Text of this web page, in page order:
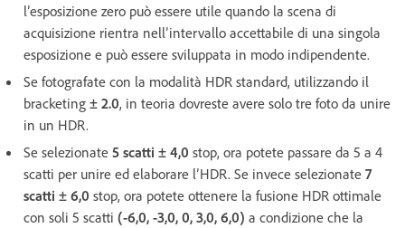
l’esposizione zero può essere utile quando la scena di
acquisizione rientra nell’intervallo accettabile di una singola
esposizione e può essere sviluppata in modo indipendente.
Se fotografate con la modalità HDR standard, utilizzando il
bracketing ± 2.0, in teoria dovreste avere solo tre foto da unire
in un HDR.
Se selezionate 5 scatti ± 4,0 stop, ora potete passare da 5 a 4
scatti per unire ed elaborare l’HDR. Se invece selezionate 7
scatti ± 6,0 stop, ora potete ottenere la fusione HDR ottimale
con soli 5 scatti (-6,0, -3,0, 0, 3,0, 6,0) a condizione che la